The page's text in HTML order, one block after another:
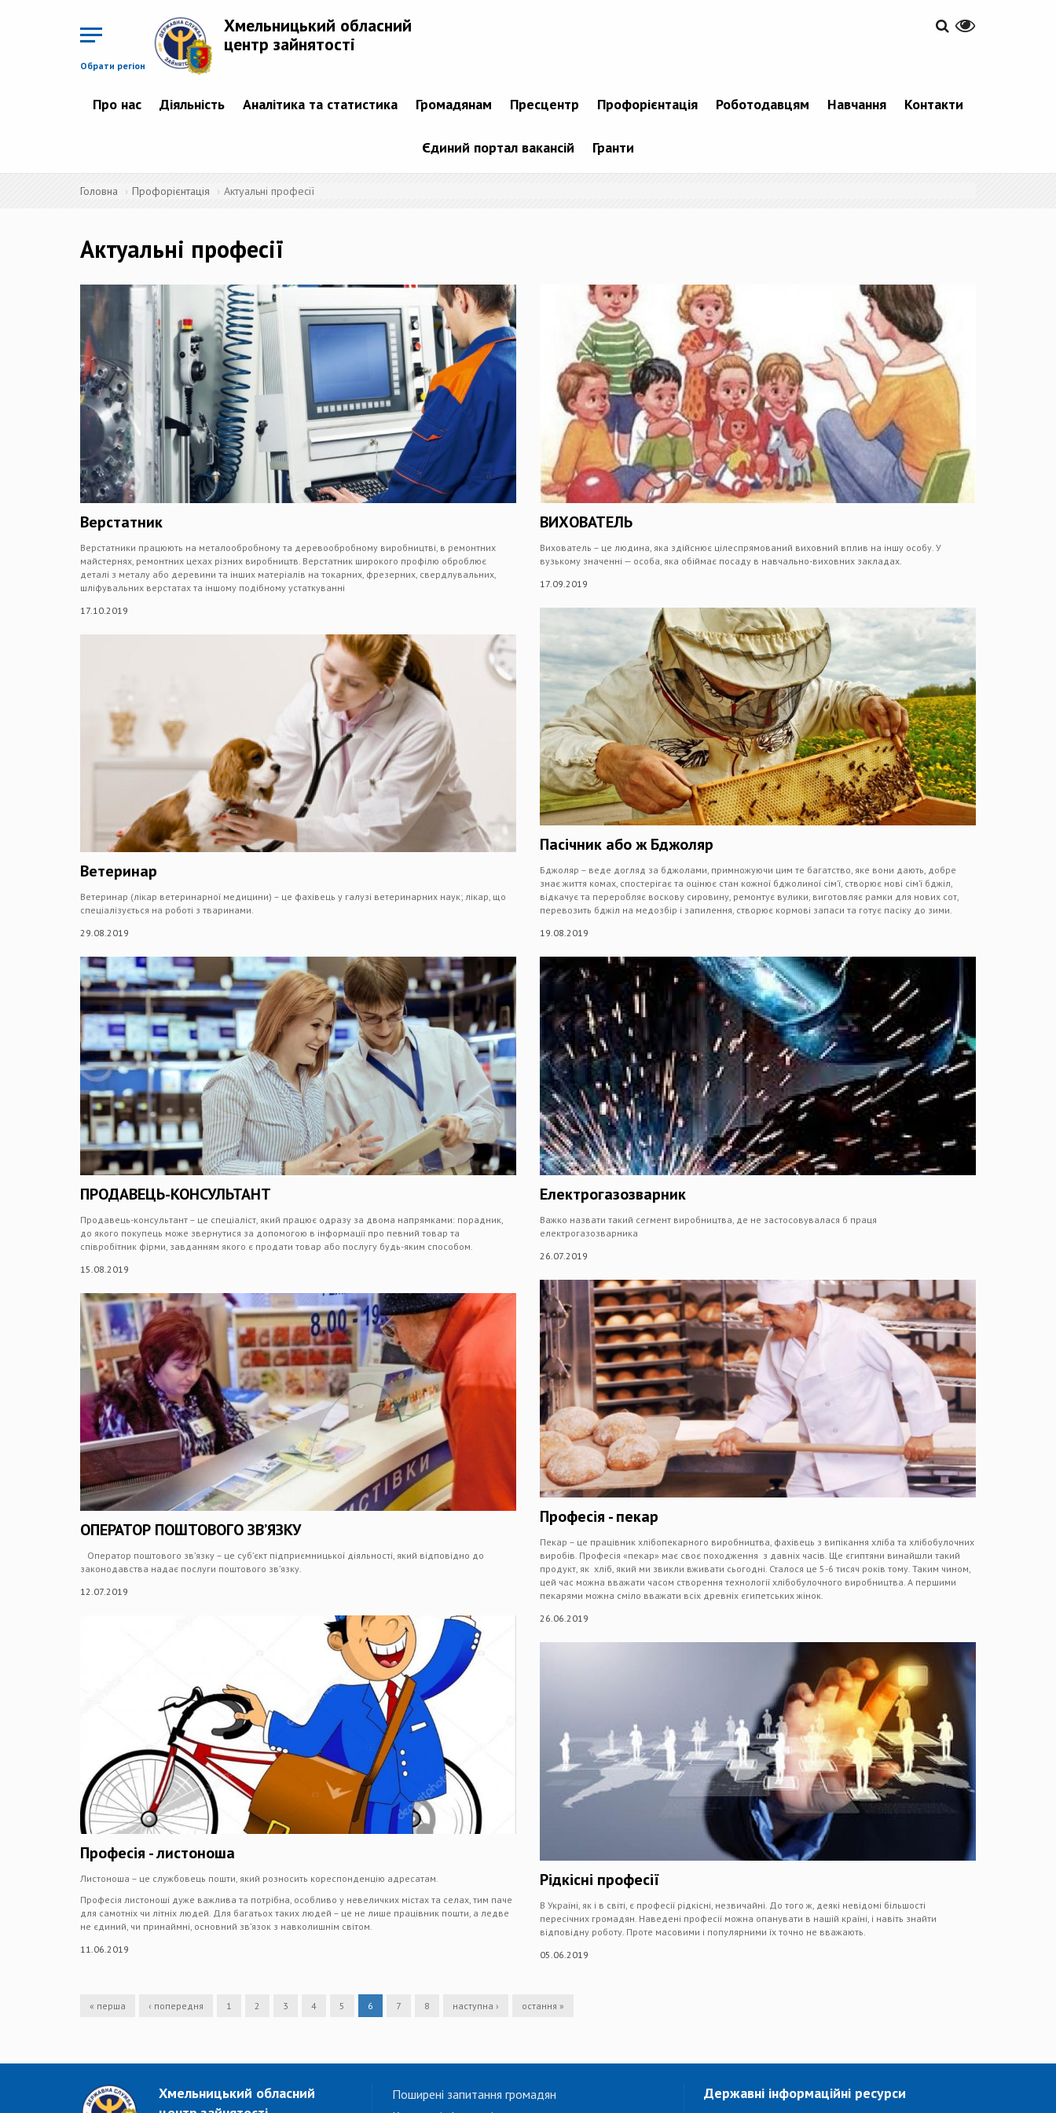
Обрати регіон
Хмельницький обласний
центр зайнятості
Про нас Діяльність Аналітика та статистика Громадянам Пресцентр Профорієнтація Роботодавцям Навчання Контакти
Єдиний портал вакансій Гранти
Головна Профорієнтація Актуальні професії
Актуальні професії
Верстатник
Верстатники працюють на металообробному та деревообробному виробництві, в ремонтних
майстернях, ремонтних цехах різних виробництв. Верстатник широкого профілю оброблює
деталі з металу або деревини та інших матеріалів на токарних, фрезерних, свердлувальних,
шліфувальних верстатах та іншому подібному устаткуванні
17.10.2019
Ветеринар
Ветеринар (лікар ветеринарної медицини) – це фахівець у галузі ветеринарних наук; лікар, що
спеціалізується на роботі з тваринами.
29.08.2019
ПРОДАВЕЦЬ-КОНСУЛЬТАНТ
Продавець-консультант – це спеціаліст, який працює одразу за двома напрямками: порадник,
до якого покупець може звернутися за допомогою в інформації про певний товар та
співробітник фірми, завданням якого є продати товар або послугу будь-яким способом.
15.08.2019
ОПЕРАТОР ПОШТОВОГО ЗВ’ЯЗКУ
Оператор поштового зв’язку – це суб’єкт підприємницької діяльності, який відповідно до
законодавства надає послуги поштового зв’язку.
12.07.2019
Професія - листоноша
Листоноша – це службовець пошти, який розносить кореспонденцію адресатам.
Професія листоноші дуже важлива та потрібна, особливо у невеличких містах та селах, тим паче
для самотніх чи літніх людей. Для багатьох таких людей – це не лише працівник пошти, а ледве
не єдиний, чи принаймні, основний зв’язок з навколишнім світом.
11.06.2019
ВИХОВАТЕЛЬ
Вихователь – це людина, яка здійснює цілеспрямований виховний вплив на іншу особу. У
вузькому значенні — особа, яка обіймає посаду в навчально-виховних закладах.
17.09.2019
Пасічник або ж Бджоляр
Бджоляр – веде догляд за бджолами, примножуючи цим те багатство, яке вони дають, добре
знає життя комах, спостерігає та оцінює стан кожної бджолиної сім’ї, створює нові сім’ї бджіл,
відкачує та переробляє воскову сировину, ремонтує вулики, виготовляє рамки для нових сот,
перевозить бджіл на медозбір і запилення, створює кормові запаси та готує пасіку до зими.
19.08.2019
Електрогазозварник
Важко назвати такий сегмент виробництва, де не застосовувалася б праця
електрогазозварника
26.07.2019
Професія - пекар
Пекар – це працівник хлібопекарного виробництва, фахівець з випікання хліба та хлібобулочних
виробів. Професія «пекар» має своє походження з давніх часів. Ще єгиптяни винайшли такий
продукт, як хліб, який ми звикли вживати сьогодні. Сталося це 5-6 тисяч років тому. Таким чином,
цей час можна вважати часом створення технології хлібобулочного виробництва. А першими
пекарями можна сміло вважати всіх древніх єгипетських жінок.
26.06.2019
Рідкісні професії
В Україні, як і в світі, є професії рідкісні, незвичайні. До того ж, деякі невідомі більшості
пересічних громадян. Наведені професії можна опанувати в нашій країні, і навіть знайти
відповідну роботу. Проте масовими і популярними їх точно не вважають.
05.06.2019
« перша ‹ попередня 1 2 3 4 5 6 7 8 наступна › остання »
Хмельницький обласний
Поширені запитання громадян
Державні інформаційні ресурси